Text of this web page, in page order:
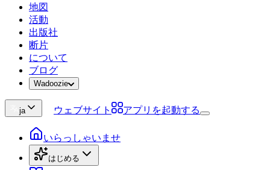
地図
活動
出版社
断片
について
ブログ
Wadoozie
ja ウェブサイト アプリを起動する
いらっしゃいませ
はじめる